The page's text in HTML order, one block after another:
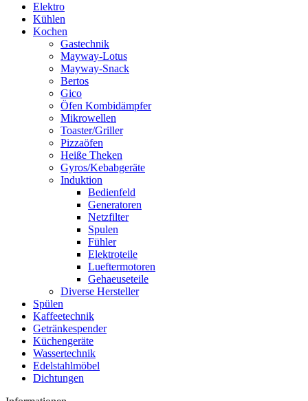
Elektro
Kühlen
Kochen
Gastechnik
Mayway-Lotus
Mayway-Snack
Bertos
Gico
Öfen Kombidämpfer
Mikrowellen
Toaster/Griller
Pizzaöfen
Heiße Theken
Gyros/Kebabgeräte
Induktion
Bedienfeld
Generatoren
Netzfilter
Spulen
Fühler
Elektroteile
Lueftermotoren
Gehaeuseteile
Diverse Hersteller
Spülen
Kaffeetechnik
Getränkespender
Küchengeräte
Wassertechnik
Edelstahlmöbel
Dichtungen